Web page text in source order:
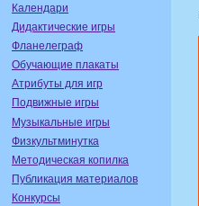
Календари
Дидактические игры
Фланелеграф
Обучающие плакаты
Атрибуты для игр
Подвижные игры
Музыкальные игры
Физкультминутка
Методическая копилка
Публикация материалов
Конкурсы